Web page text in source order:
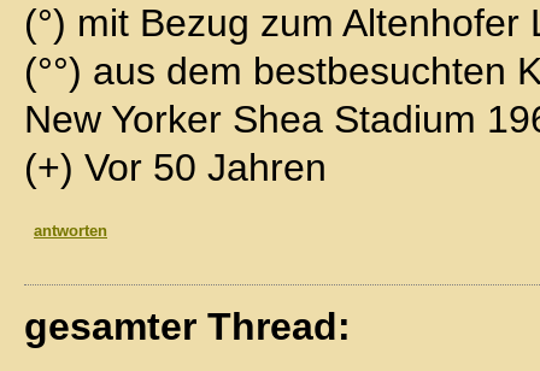
(°) mit Bezug zum
(°°) aus dem bestbesuchten
New Yorker Shea Stadium
(+) Vor 50 Jahren
antworten
gesamter Thread: